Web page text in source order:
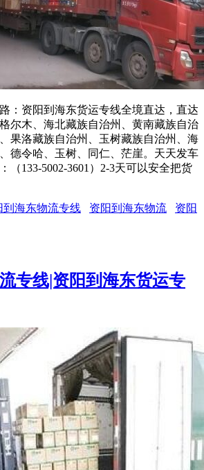
：资阳到海东货运专线全境直达，直达
尔木、海北藏族自治州、黄南藏族自治
果洛藏族自治州、玉树藏族自治州、海
德令哈、玉树、同仁、茫崖。天天发车
（133-5002-3601）2-3天可以安全把货
到海东物流专线 资阳到海东物流
资阳
专线|资阳到海东货运专